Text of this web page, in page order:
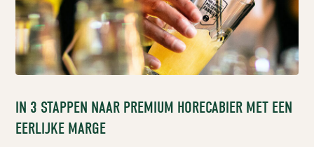
IN 3 STAPPEN NAAR PREMIUM HORECABIER MET EEN
EERLIJKE MARGE